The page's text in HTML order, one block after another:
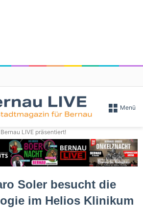
Menü
Bernau LIVE präsentiert!
Soler besucht die
im Helios Klinikum